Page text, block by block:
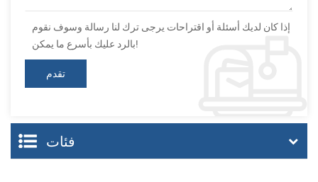
إذا كان لديك أسئلة أو اقتراحات يرجى ترك لنا رسالة وسوف نقوم
بالرد عليك بأسرع ما يمكن!
فئات